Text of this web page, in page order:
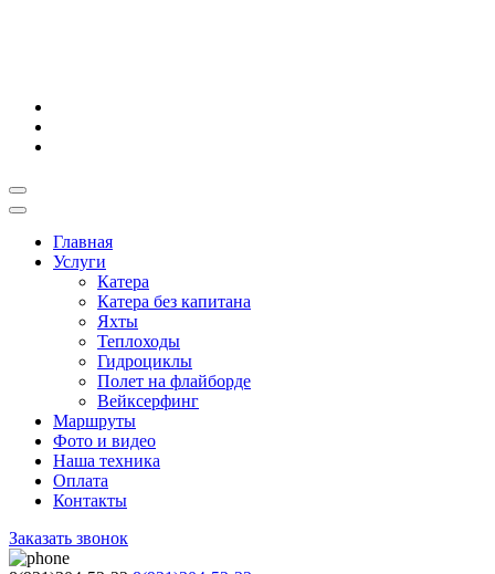
Главная
Услуги
Катера
Катера без капитана
Яхты
Теплоходы
Гидроциклы
Полет на флайборде
Вейксерфинг
Маршруты
Фото и видео
Наша техника
Оплата
Контакты
Заказать звонок